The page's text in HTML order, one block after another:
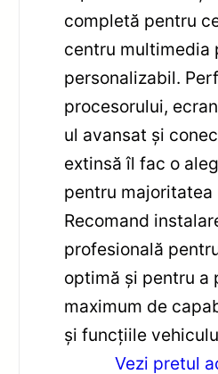
completă pentru
centru multimedia
personalizabil.
procesorului,
ul avansat și
extinsă îl fac o
pentru
Recomand
profesională
optimă și pentru a
maximum de
și funcțiile
Vezi pretul